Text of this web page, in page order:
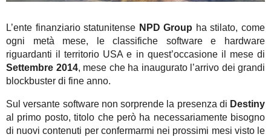
L’ente finanziario statunitense NPD Group ha stilato, come
ogni metà mese, le classifiche software e hardware
riguardanti il territorio USA e in quest’occasione il mese di
Settembre 2014, mese che ha inaugurato l’arrivo dei grandi
blockbuster di fine anno.
Sul versante software non sorprende la presenza di Destiny
al primo posto, titolo che però ha necessariamente bisogno
di nuovi contenuti per confermarmi nei prossimi mesi visto le